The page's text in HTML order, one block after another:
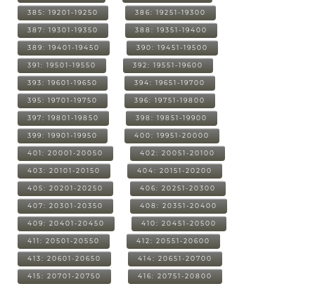
385: 19201-19250 386: 19251-19300
387: 19301-19350 388: 19351-19400
389: 19401-19450 390: 19451-19500
391: 19501-19550 392: 19551-19600
393: 19601-19650 394: 19651-19700
395: 19701-19750 396: 19751-19800
397: 19801-19850 398: 19851-19900
399: 19901-19950 400: 19951-20000
401: 20001-20050 402: 20051-20100
403: 20101-20150 404: 20151-20200
405: 20201-20250 406: 20251-20300
407: 20301-20350 408: 20351-20400
409: 20401-20450 410: 20451-20500
411: 20501-20550 412: 20551-20600
413: 20601-20650 414: 20651-20700
415: 20701-20750 416: 20751-20800